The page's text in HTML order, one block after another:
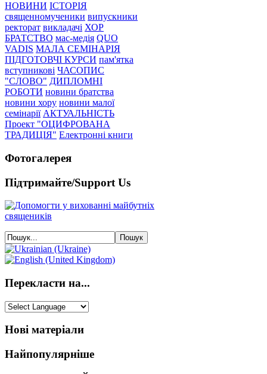
НОВИНИ ІСТОРІЯ
священномученики випускники
ректорат викладачі ХОР
БРАТСТВО мас-медія QUO
VADIS МАЛА СЕМІНАРІЯ
ПІДГОТОВЧІ КУРСИ пам'ятка
вступникові ЧАСОПИС
"СЛОВО" ДИПЛОМНІ
РОБОТИ новини братства
новини хору новини малої
семінарії АКТУАЛЬНІСТЬ
Проект "ОЦИФРОВАНА
ТРАДИЦІЯ" Електронні книги
Фотогалерея
Підтримайте/Support Us
Перекласти на...
Нові матеріали
Найпопулярніше